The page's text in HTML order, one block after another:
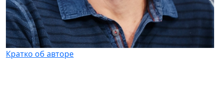
Кратко об авторе